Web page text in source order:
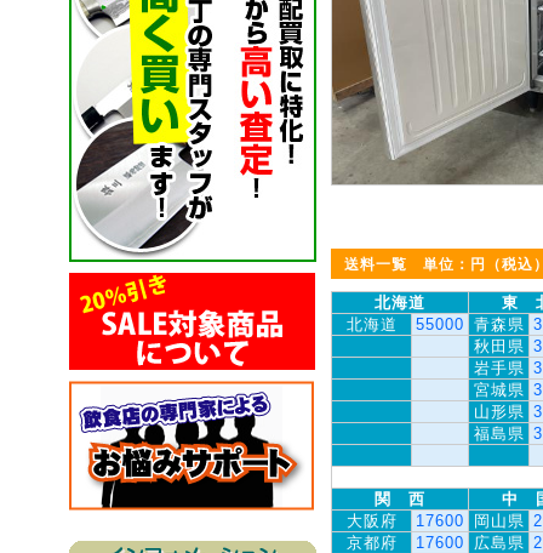
送料一覧 単位：円（税込
北海道
東
北海道
55000 青森県
秋田県
岩手県
宮城県
山形県
福島県
関 西
中
大阪府
17600 岡山県
京都府
17600 広島県